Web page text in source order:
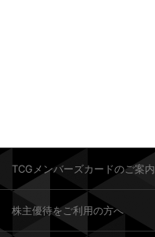
TCGメンバーズカードのご案内
株主優待をご利用の方へ